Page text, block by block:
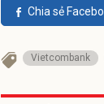
Chia sẻ
Vietcombank